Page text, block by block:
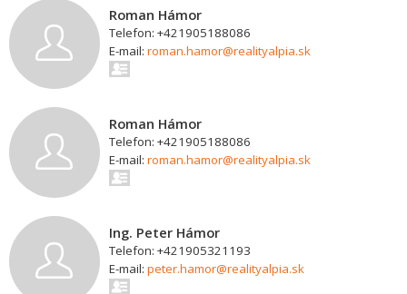
Roman Hámor
Telefon: +421905188086
E-mail: roman.hamor@realityalpia.sk
Roman Hámor
Telefon: +421905188086
E-mail: roman.hamor@realityalpia.sk
Ing. Peter Hámor
Telefon: +421905321193
E-mail: peter.hamor@realityalpia.sk